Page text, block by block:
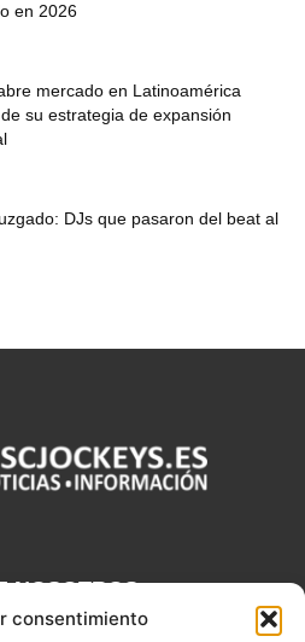
consentimiento
en 2026
mercado en Latinoamérica
su estrategia de expansión
DJs que pasaron del beat al
NOSOTROS